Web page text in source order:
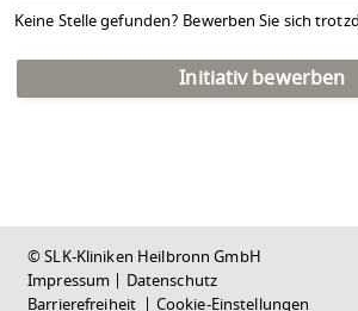
Keine Stelle gefunden? Bewerben Sie sich
Initiativ bewerben
© SLK-Kliniken Heilbronn GmbH
Impressum | Datenschutz
Barrierefreiheit | Cookie-Einstellungen